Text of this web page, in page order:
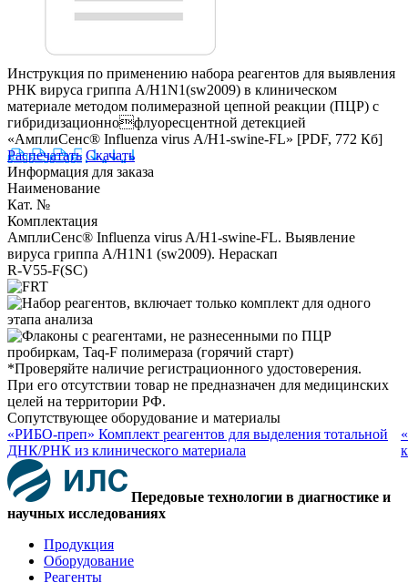
Инструкция по применению набора реагентов для выявления
РНК вируса гриппа А/H1N1(sw2009) в клиническом
материале методом полимеразной цепной реакции (ПЦР) с
гибридизационнофлуоресцентной детекцией
«АмплиСенс® Influenza virus А/H1-swine-FL» [PDF, 772 Кб]
Распечатать Скачать
Информация для заказа
Наименование
Кат. №
Комплектация
АмплиСенс® Influenza virus A/H1-swine-FL. Выявление
вируса гриппа A/H1N1 (sw2009). Нераскап
R-V55-F(SC)
*Проверяйте наличие регистрационного удостоверения.
При его отсутствии товар не предназначен для медицинских
целей на территории РФ.
Сопутствующее оборудование и материалы
«РИБО-преп» Комплект реагентов для выделения тотальной
ДНК/РНК из клинического материала
Передовые технологии в диагностике и
научных исследованиях
Продукция
Оборудование
Реагенты